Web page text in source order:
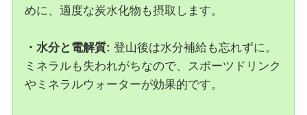
めに、適度な炭水化物も摂取します。
・水分と電解質: 登山後は水分補給も忘れずに。
ミネラルも失われがちなので、スポーツドリンク
やミネラルウォーターが効果的です。